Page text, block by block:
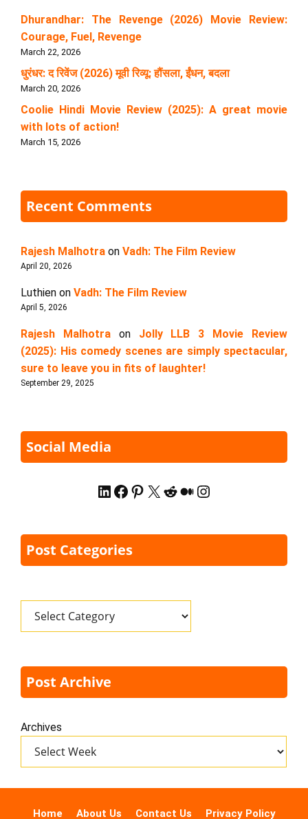
Dhurandhar: The Revenge (2026) Movie Review:
Courage, Fuel, Revenge
March 22, 2026
धुरंधर: द रिवेंज (2026) मूवी रिव्यू: हौंसला, ईंधन, बदला
March 20, 2026
Coolie Hindi Movie Review (2025): A great movie
with lots of action!
March 15, 2026
Recent Comments
Rajesh Malhotra on Vadh: The Film Review
April 20, 2026
Luthien on Vadh: The Film Review
April 5, 2026
Rajesh Malhotraon Jolly LLB 3 Movie Review
(2025): His comedy scenes are simply spectacular,
sure to leave you in fits of laughter!
September 29, 2025
Social Media
LinkedIn
Facebook
Pinterest
X Reddit
Medium
Instagram
Post Categories
Post Archive
Archives
Home About Us Contact Us Privacy Policy